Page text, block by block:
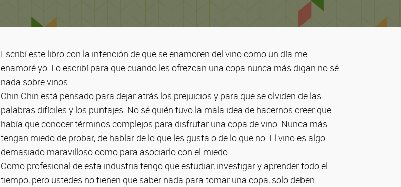
Escribí este libro con la intención de que se enamoren del vino como un día me
enamoré yo. Lo escribí para que cuando les ofrezcan una copa nunca más digan no sé
nada sobre vinos.
Chin Chin está pensado para dejar atrás los prejuicios y para que se olviden de las
palabras difíciles y los puntajes. No sé quién tuvo la mala idea de hacernos creer que
había que conocer términos complejos para disfrutar una copa de vino. Nunca más
tengan miedo de probar, de hablar de lo que les gusta o de lo que no. El vino es algo
demasiado maravilloso como para asociarlo con el miedo.
Como profesional de esta industria tengo que estudiar, investigar y aprender todo el
tiempo, pero ustedes no tienen que saber nada para tomar una copa, solo deben